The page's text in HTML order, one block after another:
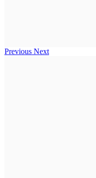
Previous Next